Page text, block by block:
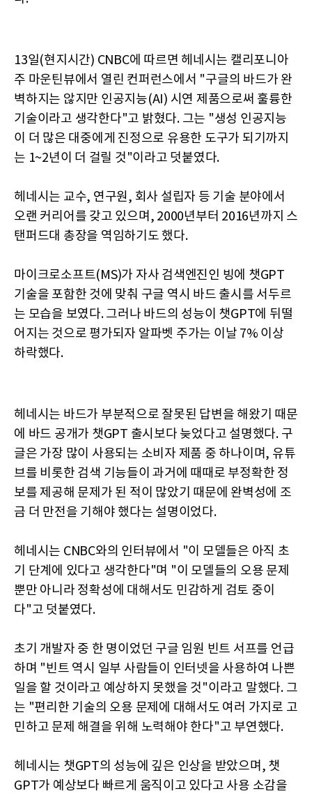
13일(현지시간) CNBC에 따르면 헤네시는 캘리포니아
주 마운틴뷰에서 열린 컨퍼런스에서 "구글의 바드가 완
벽하지는 않지만 인공지능(AI) 시연 제품으로써 훌륭한
기술이라고 생각한다"고 밝혔다. 그는 "생성 인공지능
이 더 많은 대중에게 진정으로 유용한 도구가 되기까지
는 1~2년이 더 걸릴 것"이라고 덧붙였다.
헤네시는 교수, 연구원, 회사 설립자 등 기술 분야에서
오랜 커리어를 갖고 있으며, 2000년부터 2016년까지 스
탠퍼드대 총장을 역임하기도 했다.
마이크로소프트(MS)가 자사 검색엔진인 빙에 챗GPT
기술을 포함한 것에 맞춰 구글 역시 바드 출시를 서두르
는 모습을 보였다. 그러나 바드의 성능이 챗GPT에 뒤떨
어지는 것으로 평가되자 알파벳 주가는 이날 7% 이상
하락했다.
헤네시는 바드가 부분적으로 잘못된 답변을 해왔기 때문
에 바드 공개가 챗GPT 출시보다 늦었다고 설명했다. 구
글은 가장 많이 사용되는 소비자 제품 중 하나이며, 유튜
브를 비롯한 검색 기능들이 과거에 때때로 부정확한 정
보를 제공해 문제가 된 적이 많았기 때문에 완벽성에 조
금 더 만전을 기해야 했다는 설명이었다.
헤네시는 CNBC와의 인터뷰에서 "이 모델들은 아직 초
기 단계에 있다고 생각한다"며 "이 모델들의 오용 문제
뿐만 아니라 정확성에 대해서도 민감하게 검토 중이
다"고 덧붙였다.
초기 개발자 중 한 명이었던 구글 임원 빈트 서프를 언급
하며 "빈트 역시 일부 사람들이 인터넷을 사용하여 나쁜
일을 할 것이라고 예상하지 못했을 것"이라고 말했다. 그
는 "편리한 기술의 오용 문제에 대해서도 여러 가지로 고
민하고 문제 해결을 위해 노력해야 한다"고 부연했다.
헤네시는 챗GPT의 성능에 깊은 인상을 받았으며, 챗
GPT가 예상보다 빠르게 움직이고 있다고 사용 소감을